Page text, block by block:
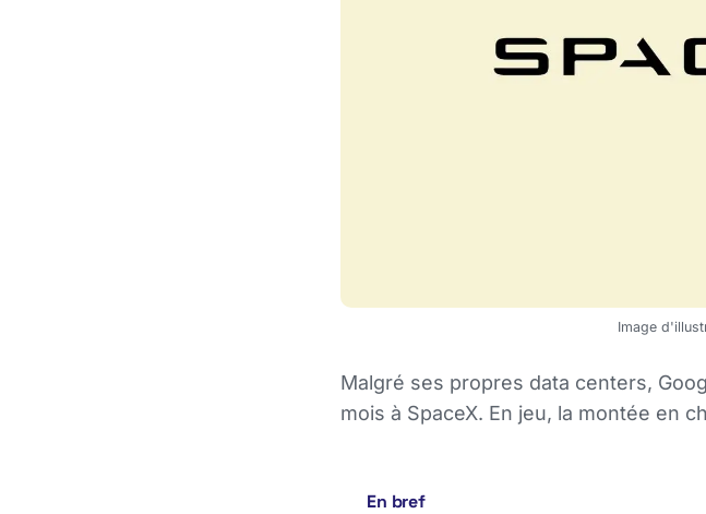
Image
Malgré ses propres data centers,
mois à SpaceX. En jeu, la montée en
En bref